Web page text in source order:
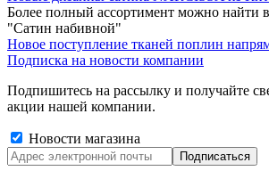
Более полный ассортимент можно найти
"Сатин набивной"
Новое поступление тканей поплин
Подписка на новости компании
Подпишитесь на рассылку и получайте
акции нашей компании.
Новости магазина